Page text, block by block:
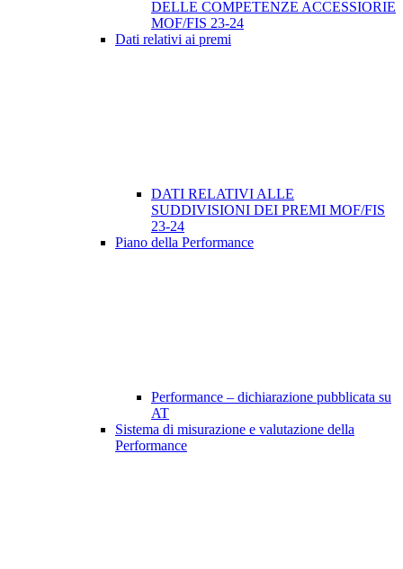
DELLE COMPETENZE ACCESSIORIE
MOF/FIS 23-24
Dati relativi ai premi
DATI RELATIVI ALLE
SUDDIVISIONI DEI PREMI MOF/FIS
23-24
Piano della Performance
Performance – dichiarazione pubblicata su
AT
Sistema di misurazione e valutazione della
Performance